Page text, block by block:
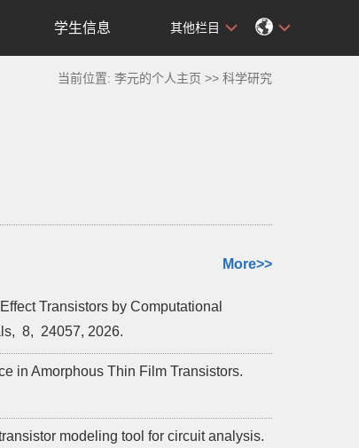
学生信息 其他栏目
当前位置:李元的个人主页 >>科学研究
More>>
Transistors by Computational
8, 24057, 2026.
in Amorphous Thin Film Transistors.
modeling tool for circuit analysis.